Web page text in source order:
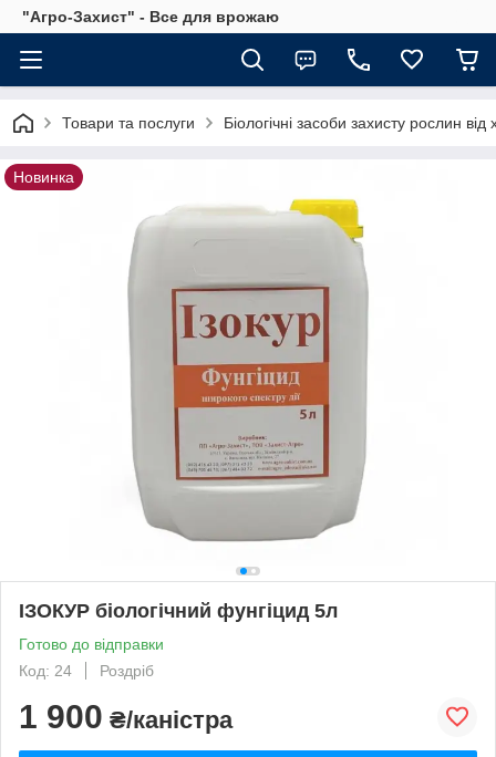
"Агро-Захист" - Все для врожаю
Товари та послуги Біологічні засоби захисту рослин від
Новинка
ІЗОКУР біологічний фунгіцид 5л
Готово до відправки
Код: 24
Роздріб
1 900 ₴/каністра